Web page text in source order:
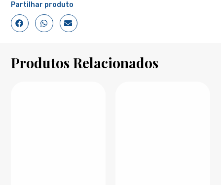
Partilhar produto
Produtos Relacionados